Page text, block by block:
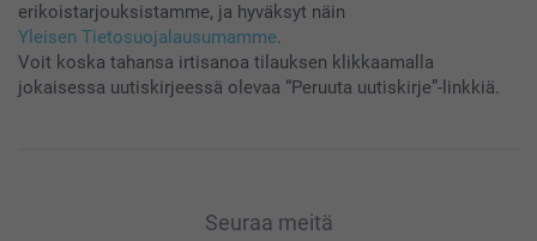
erikoistarjouksistamme, ja hyväksyt näin
Yleisen Tietosuojalausumamme.
Voit koska tahansa irtisanoa tilauksen klikkaamalla
jokaisessa uutiskirjeessä olevaa “Peruuta uutiskirje”-linkkiä.
Seuraa meitä